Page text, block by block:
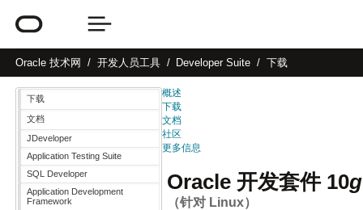
Oracle 技术网 开发人员工具 Developer Suite 下载
下载
文档
JDeveloper
Application Testing Suite
SQL Developer
Application Development
Framework
概述
下载
文档
社区
更多信息
Oracle 开发套件 10g
（针对 Linux）